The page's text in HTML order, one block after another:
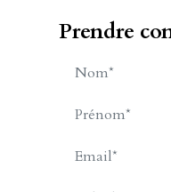
BILLET
Prendre